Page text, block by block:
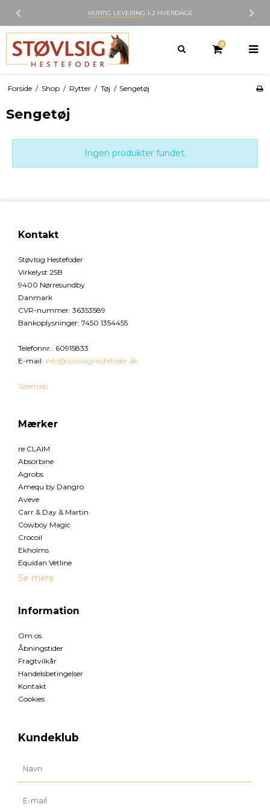
HURTIG LEVERING 1-2 HVERDAGE
0
Forside / Shop / Rytter / Tøj / Sengetøj
Sengetøj
Ingen produkter fundet.
Kontakt
Støvlsig Hestefoder
Virkelyst 25B
9400 Nørresundby
Danmark
CVR-nummer: 36353589
Bankoplysninger: 7450 1354455
Telefonnr.: 60915833
E-mail: info@stovlsighestefoder.dk
Sitemap
Mærker
re:CLAIM
Absorbine
Agrobs
Amequ by Dangro
Aveve
Carr & Day & Martin
Cowboy Magic
Crocoil
Ekholms
Equidan Vetline
Se mere
Information
Om os
Åbningstider
Fragtvilkår
Handelsbetingelser
Kontakt
Cookies
Kundeklub